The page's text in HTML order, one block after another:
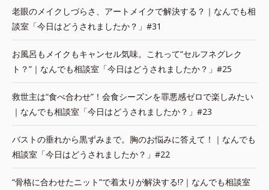
老眼のメイクしづらさ、アートメイクで解決する？｜なんでも相
談室「今日はどうされましたか？」#31
お風呂もメイクもキャンセル気味。これって“セルフネグレク
ト？”｜なんでも相談室「今日はどうされましたか？」#25
救世主は“食べ合わせ”！会食シーズンを罪悪感ゼロで楽しみたい
｜なんでも相談室「今日はどうされましたか？」#23
バストの垂れから黒ずみまで。胸のお悩みに答えて！｜なんでも
相談室「今日はどうされましたか？」#22
“骨格に合わせたニット”で着太りが解決する!?｜なんでも相談室